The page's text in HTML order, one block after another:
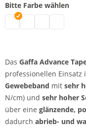
Bitte Farbe wählen
Gaffa AT 175 | schwarz
Gaffa AT 175 | weiß
Das Gaffa Advance
professionellen Einsatz
Gewebeband mit sehr
N/cm) und sehr hoher
über eine glänzende,
dadurch abrieb- und